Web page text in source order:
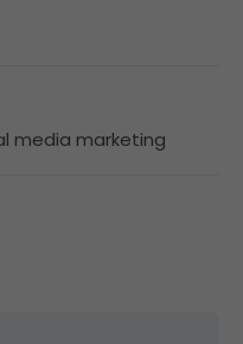
media marketing